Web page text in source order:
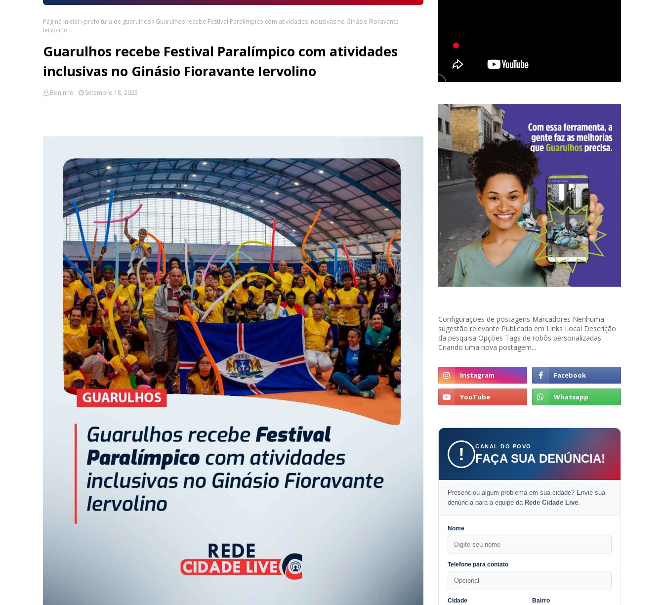
Página inicial prefeitura de guarulhos
Guarulhos recebe Festival Paralímpico com atividades inclusivas no Ginásio Fioravante
Iervolino
Guarulhos recebe Festival Paralímpico com atividades
inclusivas no Ginásio Fioravante Iervolino
Boninho Setembro 18, 2025
Configurações de postagens Marcadores Nenhuma
sugestão relevante Publicada em Links Local Descrição
da pesquisa Opções Tags de robôs personalizadas
Criando uma nova postagem...
! CANAL DO POVO
FAÇA SUA DENÚNCIA!
Presenciou algum problema em sua cidade? Envie sua
denúncia para a equipe da Rede Cidade Live.
Nome
Telefone para contato
Cidade Bairro